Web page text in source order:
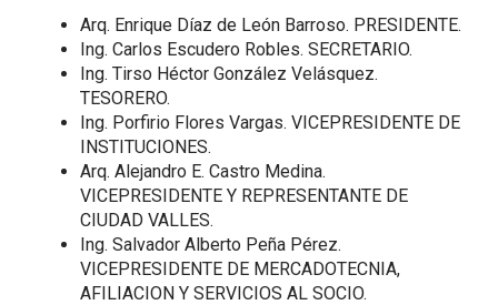
Arq. Enrique Díaz de León Barroso. PRESIDENTE.
Ing. Carlos Escudero Robles. SECRETARIO.
Ing. Tirso Héctor González Velásquez.
TESORERO.
Ing. Porfirio Flores Vargas. VICEPRESIDENTE DE
INSTITUCIONES.
Arq. Alejandro E. Castro Medina.
VICEPRESIDENTE Y REPRESENTANTE DE
CIUDAD VALLES.
Ing. Salvador Alberto Peña Pérez.
VICEPRESIDENTE DE MERCADOTECNIA,
AFILIACION Y SERVICIOS AL SOCIO.